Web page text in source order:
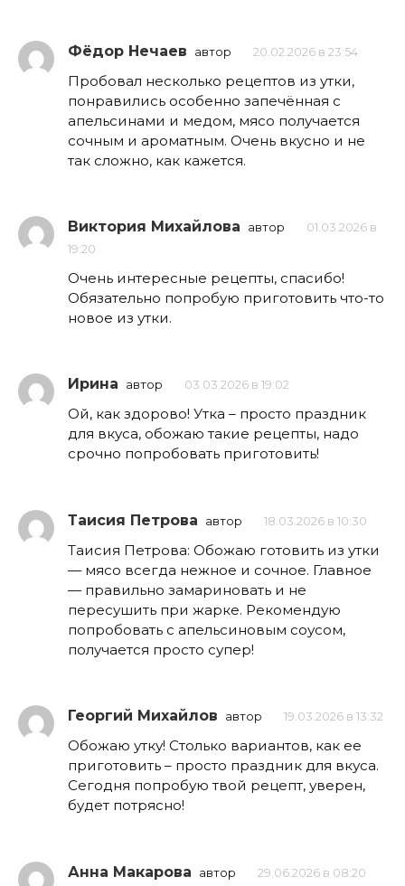
Фёдор Нечаев автор 20.02.2026 в 23:54
Пробовал несколько рецептов из утки,
понравились особенно запечённая с
апельсинами и медом, мясо получается
сочным и ароматным. Очень вкусно и не
так сложно, как кажется.
Виктория Михайлова автор
01.03.2026 в
19:20
Очень интересные рецепты, спасибо!
Обязательно попробую приготовить что-то
новое из утки.
Ирина автор 03.03.2026 в 19:02
Ой, как здорово! Утка – просто праздник
для вкуса, обожаю такие рецепты, надо
срочно попробовать приготовить!
Таисия Петрова автор 18.03.2026 в 10:30
Таисия Петрова: Обожаю готовить из утки
— мясо всегда нежное и сочное. Главное
— правильно замариновать и не
пересушить при жарке. Рекомендую
попробовать с апельсиновым соусом,
получается просто супер!
Георгий Михайлов автор 19.03.2026 в 13:32
Обожаю утку! Столько вариантов, как ее
приготовить – просто праздник для вкуса.
Сегодня попробую твой рецепт, уверен,
будет потрясно!
Анна Макарова автор 29.06.2026 в 08:20